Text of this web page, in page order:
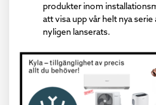
produkter inom
att visa upp vår helt nya
nyligen lanserats.